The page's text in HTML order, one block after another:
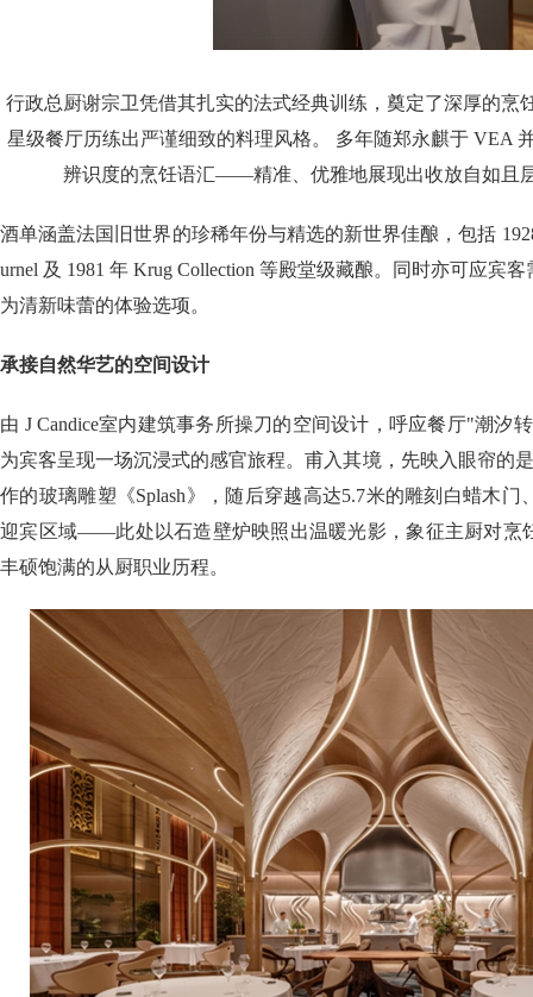
行政总厨谢宗卫凭借其扎实的法式经典训练，奠定了深厚的烹
星级餐厅历练出严谨细致的料理风格。 多年随郑永麒于 VEA
辨识度的烹饪语汇——精准、优雅地展现出收放自如且
酒单涵盖法国旧世界的珍稀年份与精选的新世界佳酿，包括
urnel 及 1981 年 Krug Collection 等殿堂级藏酿。同时亦可应宾
为清新味蕾的体验选项。
承接自然华艺的空间设计
由 J Candice室内建筑事务所操刀的空间设计，呼应餐厅"潮汐
为宾客呈现一场沉浸式的感官旅程。甫入其境，先映入眼帘的
作的玻璃雕塑《Splash》，随后穿越高达5.7米的雕刻白蜡木
迎宾区域——此处以石造壁炉映照出温暖光影，象征主厨对烹
丰硕饱满的从厨职业历程。